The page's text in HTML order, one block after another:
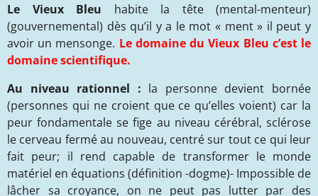
Le Vieux Bleu habite la tête (mental-menteur)
(gouvernemental) dès qu’il y a le mot « ment » il peut y
avoir un mensonge. Le domaine du Vieux Bleu c’est le
domaine scientifique.
Au niveau rationnel : la personne devient bornée
(personnes qui ne croient que ce qu’elles voient) car la
peur fondamentale se fige au niveau cérébral, sclérose
le cerveau fermé au nouveau, centré sur tout ce qui leur
fait peur; il rend capable de transformer le monde
matériel en équations (définition -dogme)- Impossible de
lâcher sa croyance, on ne peut pas lutter par des